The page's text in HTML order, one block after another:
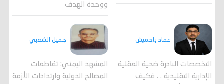
ووحدة الهدف
عماد باحميش
التخصصات النادرة ضحية العقلية
الإدارية التقليدية . . فكيف
جميل الشعبي
المشهد اليمني: تقاطعات
المصالح الدولية وارتدادات الأزمة